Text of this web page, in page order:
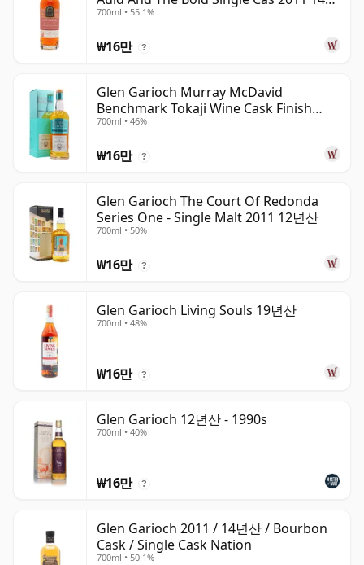
산
700ml • 55.1%
₩16만 ?
Glen Garioch Murray McDavid
Benchmark Tokaji Wine Cask Finish
2010 11년산
700ml • 46%
₩16만 ?
Glen Garioch The Court Of Redonda
Series One - Single Malt 2011 12년산
700ml • 50%
₩16만 ?
Glen Garioch Living Souls 19년산
700ml • 48%
₩16만 ?
Glen Garioch 12년산 - 1990s
700ml • 40%
₩16만 ?
Glen Garioch 2011 / 14년산 / Bourbon
Cask / Single Cask Nation
700ml • 50.1%